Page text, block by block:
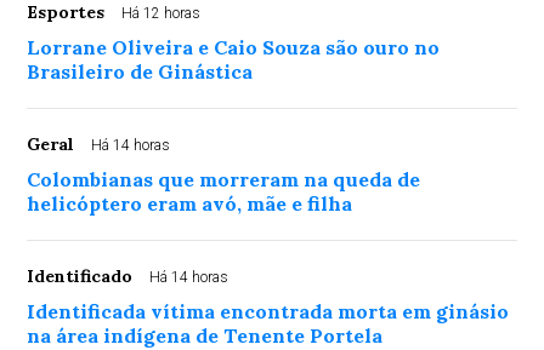
Esportes Há 12 horas
Lorrane Oliveira e Caio Souza são ouro no
Brasileiro de Ginástica
Geral Há 14 horas
Colombianas que morreram na queda de
helicóptero eram avó, mãe e filha
Identificado Há 14 horas
Identificada vítima encontrada morta em ginásio
na área indígena de Tenente Portela